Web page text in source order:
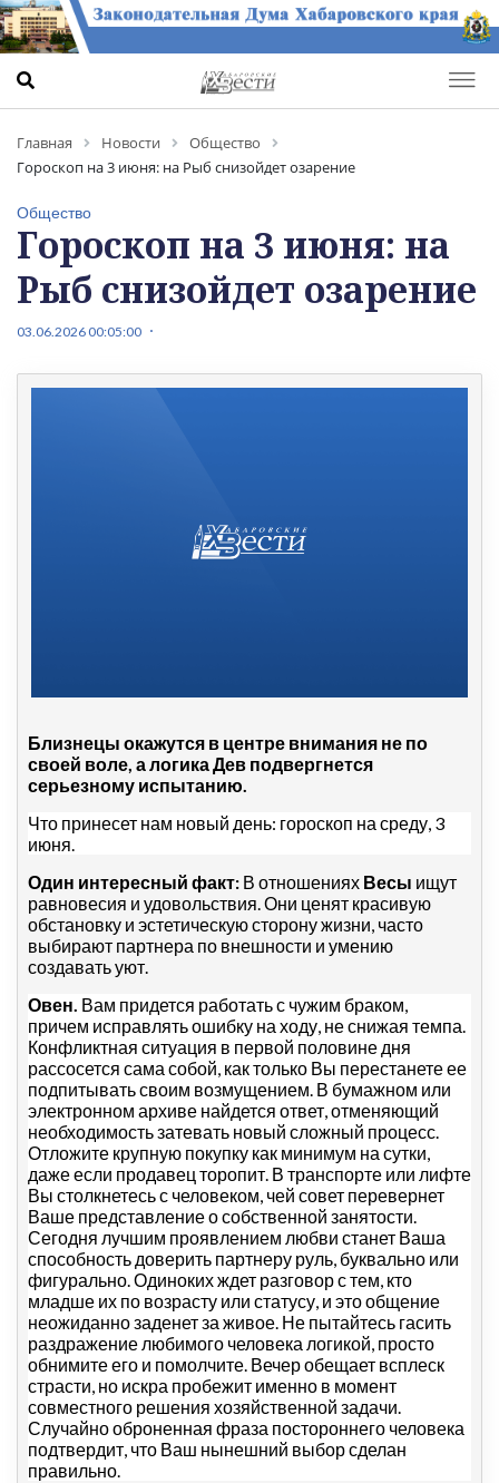
Главная Новости
Общество
Гороскоп на 3 июня: на Рыб снизойдет озарение
Общество
Гороскоп на 3 июня: на
Рыб снизойдет озарение
03.06.2026 00:05:00
Близнецы окажутся в центре внимания не по
своей воле, а логика Дев подвергнется
серьезному испытанию.
Что принесет нам новый день: гороскоп на среду, 3
июня.
Один интересный факт: В отношениях Весы ищут
равновесия и удовольствия. Они ценят красивую
обстановку и эстетическую сторону жизни, часто
выбирают партнера по внешности и умению
создавать уют.
Овен. Вам придется работать с чужим браком,
причем исправлять ошибку на ходу, не снижая темпа.
Конфликтная ситуация в первой половине дня
рассосется сама собой, как только Вы перестанете ее
подпитывать своим возмущением. В бумажном или
электронном архиве найдется ответ, отменяющий
необходимость затевать новый сложный процесс.
Отложите крупную покупку как минимум на сутки,
даже если продавец торопит. В транспорте или лифте
Вы столкнетесь с человеком, чей совет перевернет
Ваше представление о собственной занятости.
Сегодня лучшим проявлением любви станет Ваша
способность доверить партнеру руль, буквально или
фигурально. Одиноких ждет разговор с тем, кто
младше их по возрасту или статусу, и это общение
неожиданно заденет за живое. Не пытайтесь гасить
раздражение любимого человека логикой, просто
обнимите его и помолчите. Вечер обещает всплеск
страсти, но искра пробежит именно в момент
совместного решения хозяйственной задачи.
Случайно оброненная фраза постороннего человека
подтвердит, что Ваш нынешний выбор сделан
правильно.